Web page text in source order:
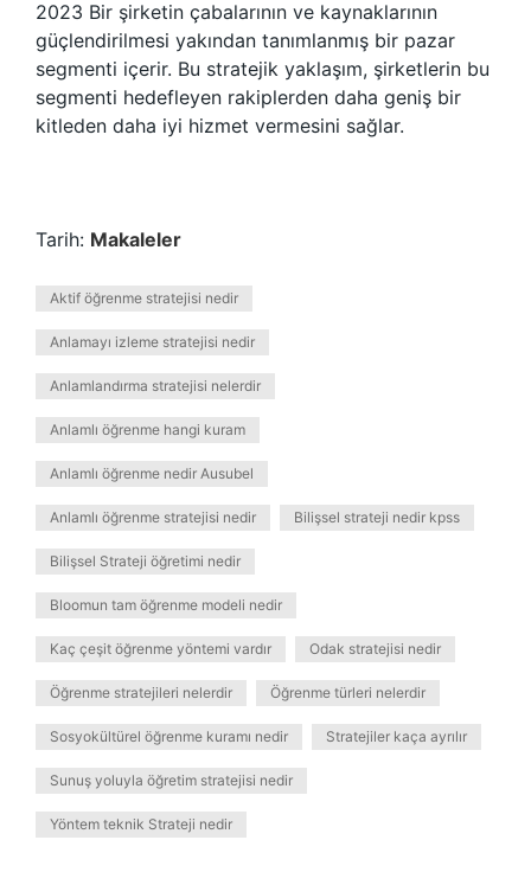
2023 Bir şirketin çabalarının ve kaynaklarının
güçlendirilmesi yakından tanımlanmış bir pazar
segmenti içerir. Bu stratejik yaklaşım, şirketlerin bu
segmenti hedefleyen rakiplerden daha geniş bir
kitleden daha iyi hizmet vermesini sağlar.
Tarih: Makaleler
Aktif öğrenme stratejisi nedir
Anlamayı izleme stratejisi nedir
Anlamlandırma stratejisi nelerdir
Anlamlı öğrenme hangi kuram
Anlamlı öğrenme nedir Ausubel
Anlamlı öğrenme stratejisi nedir Bilişsel strateji nedir kpss
Bilişsel Strateji öğretimi nedir
Bloomun tam öğrenme modeli nedir
Kaç çeşit öğrenme yöntemi vardır Odak stratejisi nedir
Öğrenme stratejileri nelerdir Öğrenme türleri nelerdir
Sosyokültürel öğrenme kuramı nedir Stratejiler kaça ayrılır
Sunuş yoluyla öğretim stratejisi nedir
Yöntem teknik Strateji nedir